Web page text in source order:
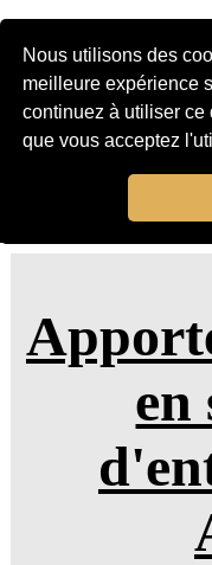
Nous utilisons des
meilleure expérience
continuez à utiliser ce
que vous acceptez
en